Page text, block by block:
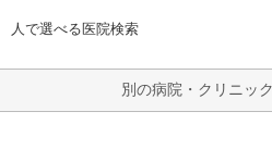
人で選べる医院検索
病院なび